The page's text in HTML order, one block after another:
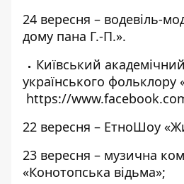
24 вересня – водевіль-
дому пана Г.-П.».
Київський
українського фольклору
https://
22 вересня – ЕтноШоу
23 вересня – музична
«Конотопська відьма»;